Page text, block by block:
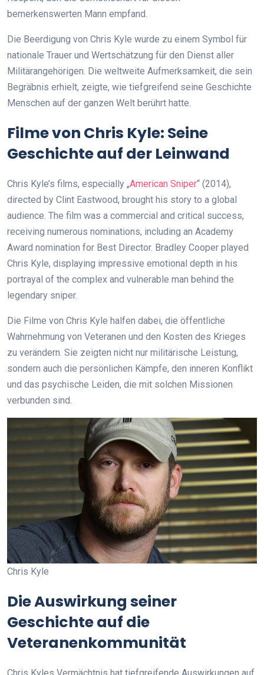
bemerkenswerten Mann empfand.
Die Beerdigung von Chris Kyle wurde zu einem Symbol für
nationale Trauer und Wertschätzung für den Dienst aller
Militärangehörigen. Die weltweite Aufmerksamkeit, die sein
Begräbnis erhielt, zeigte, wie tiefgreifend seine Geschichte
Menschen auf der ganzen Welt berührt hatte.
Filme von Chris Kyle: Seine
Geschichte auf der Leinwand
Chris Kyle’s films, especially „American Sniper“ (2014),
directed by Clint Eastwood, brought his story to a global
audience. The film was a commercial and critical success,
receiving numerous nominations, including an Academy
Award nomination for Best Director. Bradley Cooper played
Chris Kyle, displaying impressive emotional depth in his
portrayal of the complex and vulnerable man behind the
legendary sniper.
Die Filme von Chris Kyle halfen dabei, die öffentliche
Wahrnehmung von Veteranen und den Kosten des Krieges
zu verändern. Sie zeigten nicht nur militärische Leistung,
sondern auch die persönlichen Kämpfe, den inneren Konflikt
und das psychische Leiden, die mit solchen Missionen
verbunden sind.
Chris Kyle
Die Auswirkung seiner
Geschichte auf die
Veteranenkommunität